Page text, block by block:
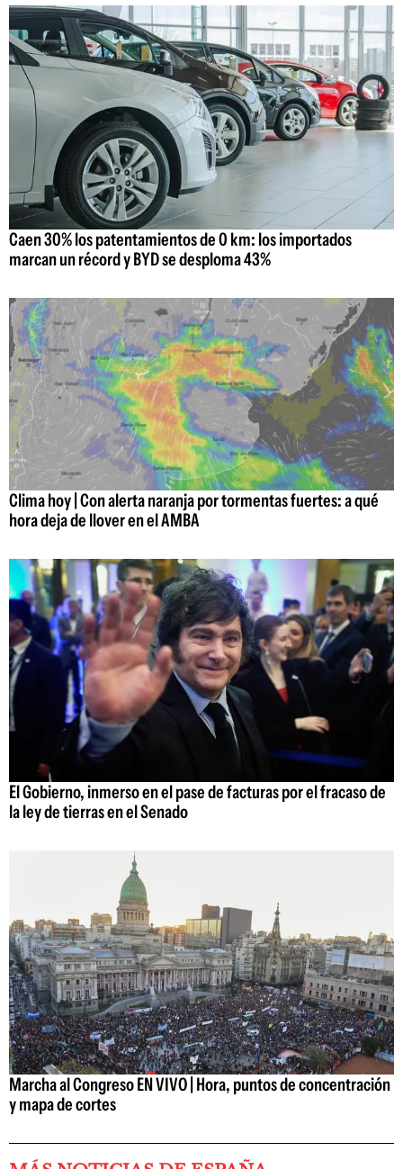
Caen 30% los patentamientos de 0 km: los importados
marcan un récord y BYD se desploma 43%
Clima hoy | Con alerta naranja por tormentas fuertes: a qué
hora deja de llover en el AMBA
El Gobierno, inmerso en el pase de facturas por el fracaso de
la ley de tierras en el Senado
Marcha al Congreso EN VIVO | Hora, puntos de concentración
y mapa de cortes